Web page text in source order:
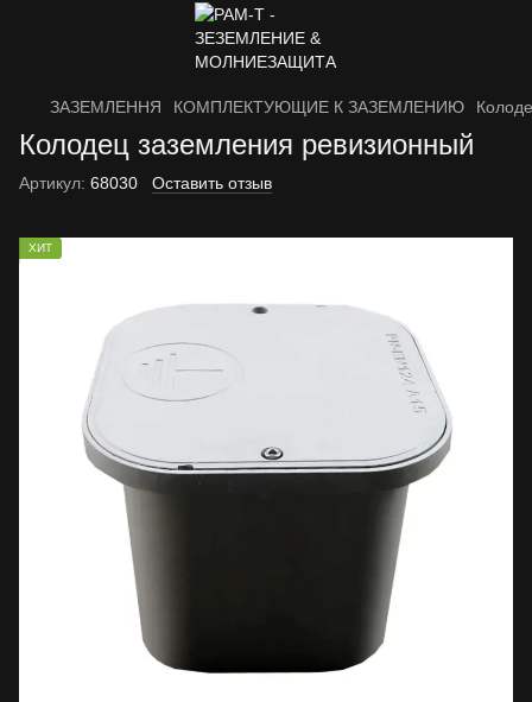
ЗАЗЕМЛЕННЯ КОМПЛЕКТУЮЩИЕ К ЗАЗЕМЛЕНИЮ
Колодец заземления ревизионный
Артикул: 68030 Оставить отзыв
ХИТ